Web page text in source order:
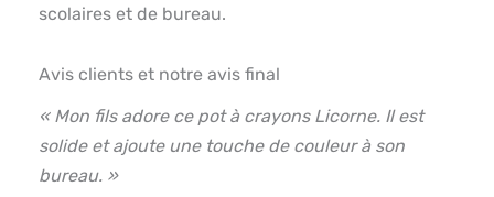
scolaires et de bureau.
Avis clients et notre avis final
« Mon fils adore ce pot à crayons Licorne. Il est
solide et ajoute une touche de couleur à son
bureau. »